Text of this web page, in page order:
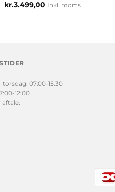
kr.3.499,00 Inkl. moms
torsdag: 07:00-15.30
12:00
aftale.